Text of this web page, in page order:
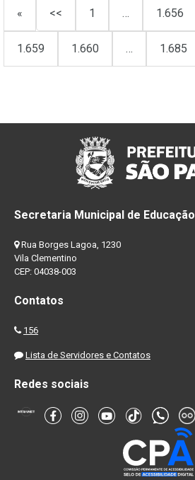
« << 1 … 1.656
1.659 1.660 … 1.685
Secretaria Municipal de Educação
Rua Borges Lagoa, 1230
Vila Clementino
CEP: 04038-003
Contatos
156
Lista de Servidores e Contatos
Redes sociais